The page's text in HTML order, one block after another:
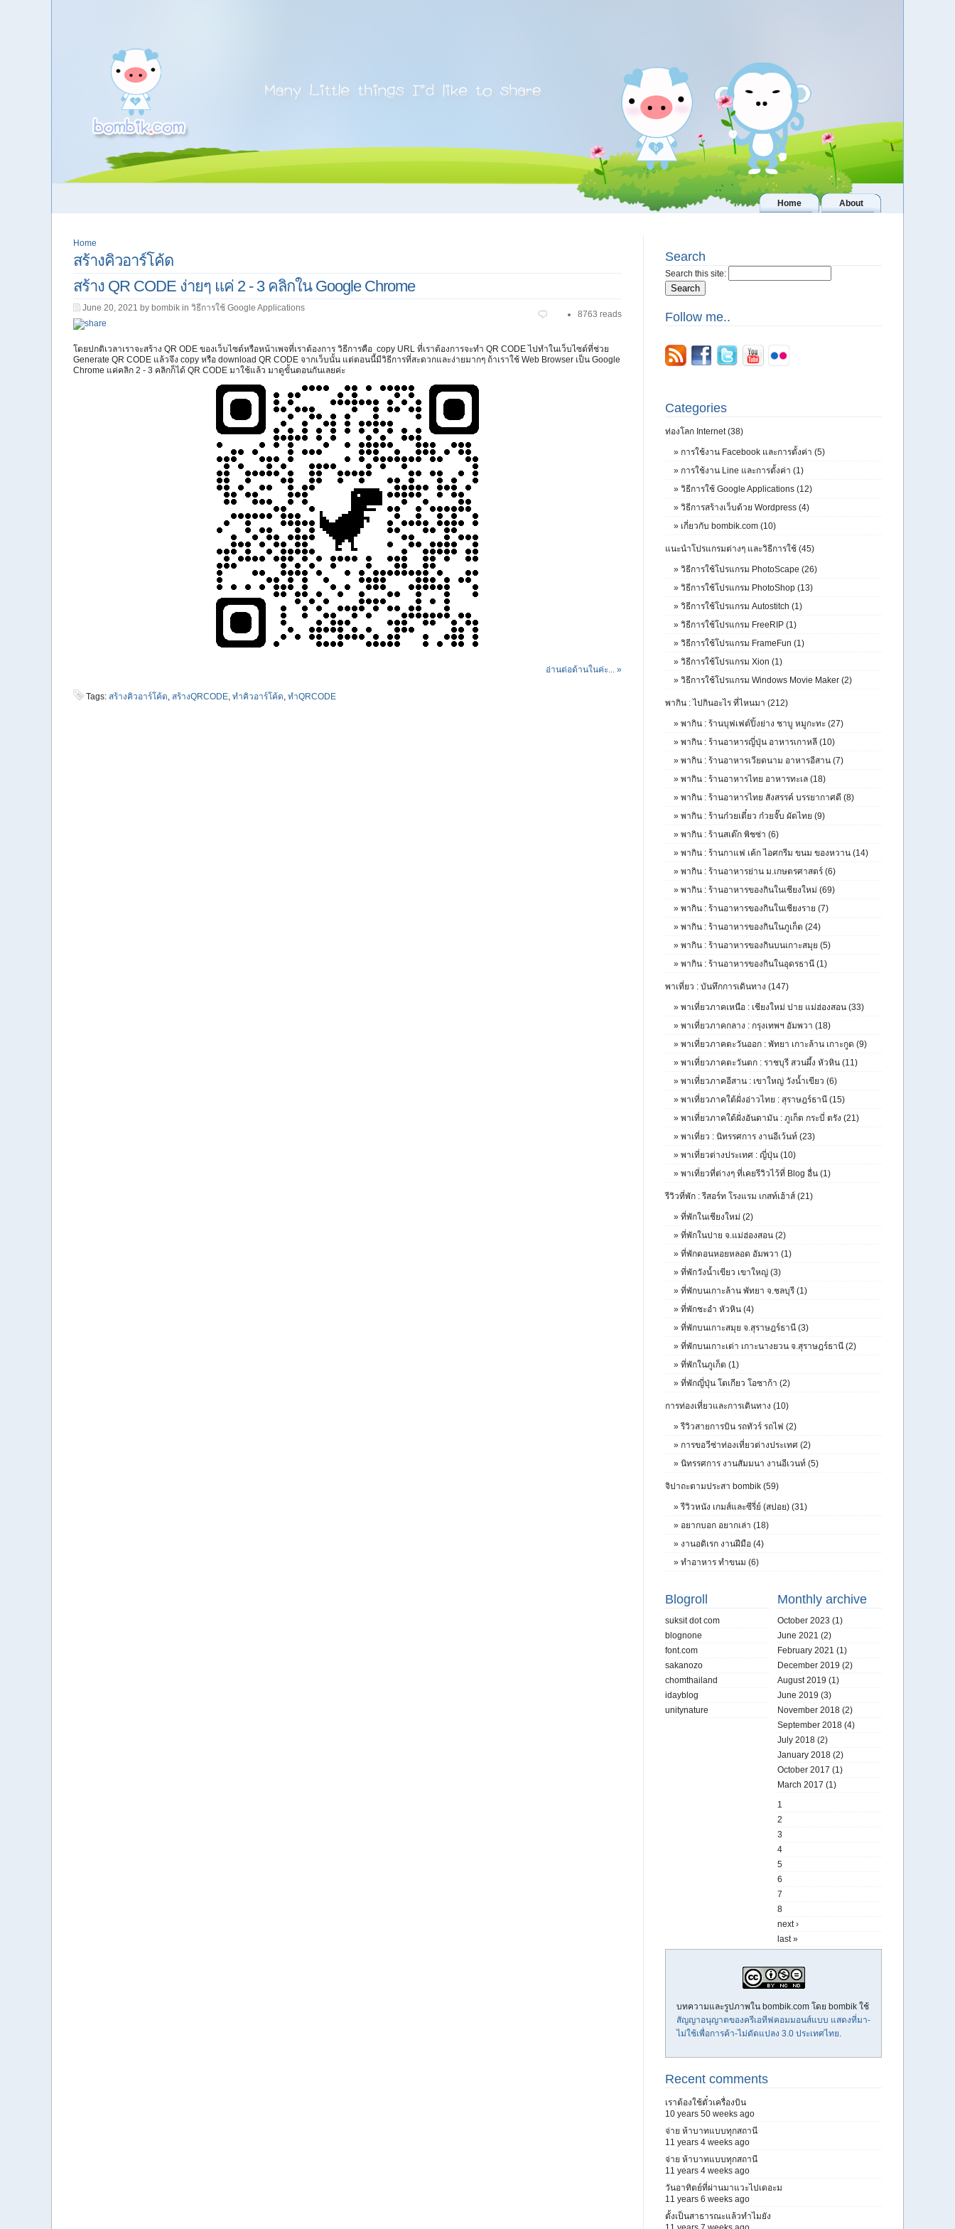
Home About
Home
สร้างคิวอาร์โค้ด
สร้าง QR CODE ง่ายๆ แค่ 2 - 3 คลิกใน Google Chrome
June 20, 2021 by bombik in วิธีการใช้ Google Applications
8763 reads
โดยปกติเวลาเราจะสร้าง QR ODE ของเว็บไซต์หรือหน้าเพจที่เราต้องการ วิธีการคือ copy URL ที่เราต้องการจะทำ QR CODE ไปทำในเว็บไซต์ที่ช่วย
Generate QR CODE แล้วจึง copy หรือ download QR CODE จากเว็บนั้น แต่ตอนนี้มีวิธีการที่สะดวกและง่ายมากๆ ถ้าเราใช้ Web Browser เป็น Google
Chrome แค่คลิก 2 - 3 คลิกก็ได้ QR CODE มาใช้แล้ว มาดูขั้นตอนกันเลยค่ะ
อ่านต่อด้านในค่ะ... »
Tags: สร้างคิวอาร์โค้ด, สร้างQRCODE, ทำคิวอาร์โค้ด, ทำQRCODE
Search
Search this site:
Follow me..
Categories
ท่องโลก Internet (38)
» การใช้งาน Facebook และการตั้งค่า (5)
» การใช้งาน Line และการตั้งค่า (1)
» วิธีการใช้ Google Applications (12)
» วิธีการสร้างเว็บด้วย Wordpress (4)
» เกี่ยวกับ bombik.com (10)
แนะนำโปรแกรมต่างๆ และวิธีการใช้ (45)
» วิธีการใช้โปรแกรม PhotoScape (26)
» วิธีการใช้โปรแกรม PhotoShop (13)
» วิธีการใช้โปรแกรม Autostitch (1)
» วิธีการใช้โปรแกรม FreeRIP (1)
» วิธีการใช้โปรแกรม FrameFun (1)
» วิธีการใช้โปรแกรม Xion (1)
» วิธีการใช้โปรแกรม Windows Movie Maker (2)
พากิน : ไปกินอะไร ที่ไหนมา (212)
» พากิน : ร้านบุฟเฟต์ปิ้งย่าง ชาบู หมูกะทะ (27)
» พากิน : ร้านอาหารญี่ปุ่น อาหารเกาหลี (10)
» พากิน : ร้านอาหารเวียดนาม อาหารอีสาน (7)
» พากิน : ร้านอาหารไทย อาหารทะเล (18)
» พากิน : ร้านอาหารไทย สังสรรค์ บรรยากาศดี (8)
» พากิน : ร้านก๋วยเตี๋ยว ก๋วยจั๊บ ผัดไทย (9)
» พากิน : ร้านสเต๊ก พิชซ่า (6)
» พากิน : ร้านกาแฟ เค้ก ไอศกรีม ขนม ของหวาน (14)
» พากิน : ร้านอาหารย่าน ม.เกษตรศาสตร์ (6)
» พากิน : ร้านอาหารของกินในเชียงใหม่ (69)
» พากิน : ร้านอาหารของกินในเชียงราย (7)
» พากิน : ร้านอาหารของกินในภูเก็ต (24)
» พากิน : ร้านอาหารของกินบนเกาะสมุย (5)
» พากิน : ร้านอาหารของกินในอุดรธานี (1)
พาเที่ยว : บันทึกการเดินทาง (147)
» พาเที่ยวภาคเหนือ : เชียงใหม่ ปาย แม่ฮ่องสอน (33)
» พาเที่ยวภาคกลาง : กรุงเทพฯ อัมพวา (18)
» พาเที่ยวภาคตะวันออก : พัทยา เกาะล้าน เกาะกูด (9)
» พาเที่ยวภาคตะวันตก : ราชบุรี สวนผึ้ง หัวหิน (11)
» พาเที่ยวภาคอีสาน : เขาใหญ่ วังน้ำเขียว (6)
» พาเที่ยวภาคใต้ฝั่งอ่าวไทย : สุราษฎร์ธานี (15)
» พาเที่ยวภาคใต้ฝั่งอันดามัน : ภูเก็ต กระบี่ ตรัง (21)
» พาเที่ยว : นิทรรศการ งานอีเว้นท์ (23)
» พาเที่ยวต่างประเทศ : ญี่ปุ่น (10)
» พาเที่ยวที่ต่างๆ ที่เคยรีวิวไว้ที่ Blog อื่น (1)
รีวิวที่พัก : รีสอร์ท โรงแรม เกสท์เฮ้าส์ (21)
» ที่พักในเชียงใหม่ (2)
» ที่พักในปาย จ.แม่ฮ่องสอน (2)
» ที่พักดอนหอยหลอด อัมพวา (1)
» ที่พักวังน้ำเขียว เขาใหญ่ (3)
» ที่พักบนเกาะล้าน พัทยา จ.ชลบุรี (1)
» ที่พักชะอำ หัวหิน (4)
» ที่พักบนเกาะสมุย จ.สุราษฎร์ธานี (3)
» ที่พักบนเกาะเต่า เกาะนางยวน จ.สุราษฎร์ธานี (2)
» ที่พักในภูเก็ต (1)
» ที่พักญี่ปุ่น โตเกียว โอซาก้า (2)
การท่องเที่ยวและการเดินทาง (10)
»รีวิวสายการบิน รถทัวร์ รถไฟ (2)
» การขอวีซ่าท่องเที่ยวต่างประเทศ (2)
» นิทรรศการ งานสัมมนา งานอีเวนท์ (5)
จิปาถะตามประสา bombik (59)
»รีวิวหนัง เกมส์และซีรี่ย์ (สปอย) (31)
» อยากบอก อยากเล่า (18)
» งานอดิเรก งานฝีมือ (4)
» ทำอาหาร ทำขนม (6)
Blogroll
suksit dot com
blognone
font.com
sakanozo
chomthailand
idayblog
unitynature
Monthly archive
October 2023 (1)
June 2021 (2)
February 2021 (1)
December 2019 (2)
August 2019 (1)
June 2019 (3)
November 2018 (2)
September 2018 (4)
July 2018 (2)
January 2018 (2)
October 2017 (1)
March 2017 (1)
1
2
3
4
5
6
7
8
next ›
last »
บทความและรูปภาพใน bombik.com โดย bombik ใช้
สัญญาอนุญาตของครีเอทีฟคอมมอนส์แบบ แสดงที่มา-
ไม่ใช้เพื่อการค้า-ไม่ดัดแปลง 3.0 ประเทศไทย.
Recent comments
เราต้องใช้ตั๋วเครื่องบิน
10 years 50 weeks ago
จ่าย ห้าบาทแบบทุกสถานี
11 years 4 weeks ago
จ่าย ห้าบาทแบบทุกสถานี
11 years 4 weeks ago
วันอาทิตย์ที่ผ่านมาแวะไปเดอะม
11 years 6 weeks ago
ตั้งเป็นสาธารณะแล้วทำไมยัง